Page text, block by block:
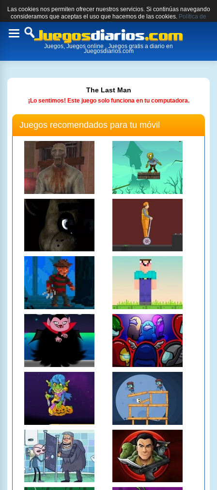
Las cookies nos permiten ofrecer nuestros servicios. Si continúas navegando
consideramos que aceptas el uso que hacemos de las cookies. Política de
cookies.
Toggle
Juegos, Juegos online , Juegos gratis a diario en
Juegosdiarios.com
The Last Man
¡Lo sentimos! Este juego solo funciona en tu computadora.
Juegos recomendados para tu móvil